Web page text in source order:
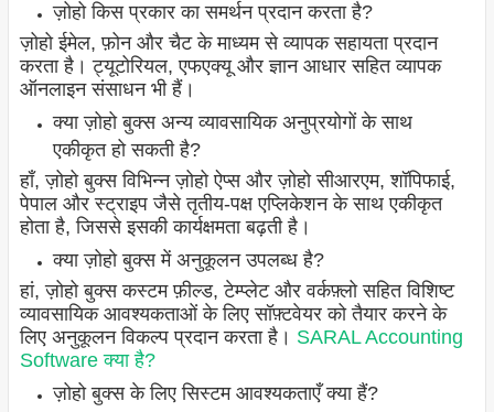
ज़ोहो किस प्रकार का समर्थन प्रदान करता है?
ज़ोहो ईमेल, फ़ोन और चैट के माध्यम से व्यापक सहायता प्रदान
करता है। ट्यूटोरियल, एफएक्यू और ज्ञान आधार सहित व्यापक
ऑनलाइन संसाधन भी हैं।
क्या ज़ोहो बुक्स अन्य व्यावसायिक अनुप्रयोगों के साथ
एकीकृत हो सकती है?
हाँ, ज़ोहो बुक्स विभिन्न ज़ोहो ऐप्स और ज़ोहो सीआरएम, शॉपिफाई,
पेपाल और स्ट्राइप जैसे तृतीय-पक्ष एप्लिकेशन के साथ एकीकृत
होता है, जिससे इसकी कार्यक्षमता बढ़ती है।
क्या ज़ोहो बुक्स में अनुकूलन उपलब्ध है?
हां, ज़ोहो बुक्स कस्टम फ़ील्ड, टेम्प्लेट और वर्कफ़्लो सहित विशिष्ट
व्यावसायिक आवश्यकताओं के लिए सॉफ़्टवेयर को तैयार करने के
लिए अनुकूलन विकल्प प्रदान करता है। SARAL Accounting
Software क्या है?
ज़ोहो बुक्स के लिए सिस्टम आवश्यकताएँ क्या हैं?